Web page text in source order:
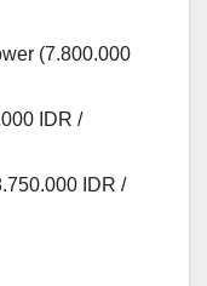
(7.800.000
IDR /
IDR /